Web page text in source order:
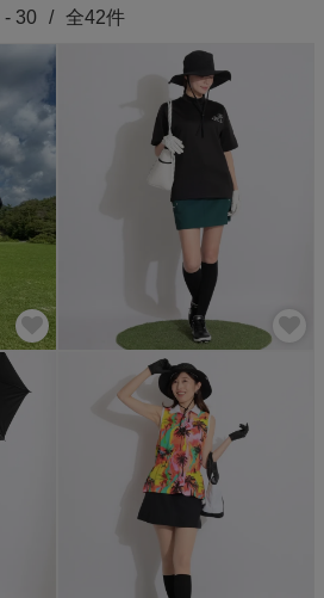
- 30 / 全42件